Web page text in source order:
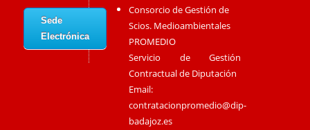
Sede
Electrónica
Consorcio de Gestión de
Scios. Medioambientales
PROMEDIO
Servicio de Gestión
Contractual de Diputación
Email:
contratacionpromedio@dip-
badajoz.es